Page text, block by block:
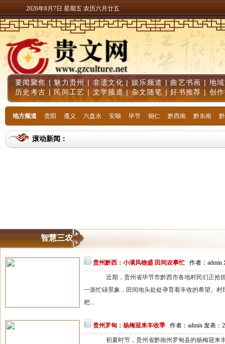
2026年8月7日 星期五 农历六月廿五
要闻聚焦| 魅力贵州|非遗文化 |娱乐频道 | 曲艺书画 | 地
历史考古 | 民间工艺 |文学频道|杂文随笔 |好书推荐 | 创
地方频道 贵阳 遵义 六盘水 安顺 毕节 铜仁 黔西南 黔东南
滚动新闻：
智慧三农
贵州黔西：小满风物盛 田间农事忙 作者：admin
近期，贵州省毕节市黔西市各地村民们正抢
一派忙碌景象，田间地头处处孕育着丰收的希望。
杷...
贵州罗甸：杨梅迎来丰收季 作者：admin 发表：
初夏时节，贵州省黔南州罗甸县的杨梅迎来